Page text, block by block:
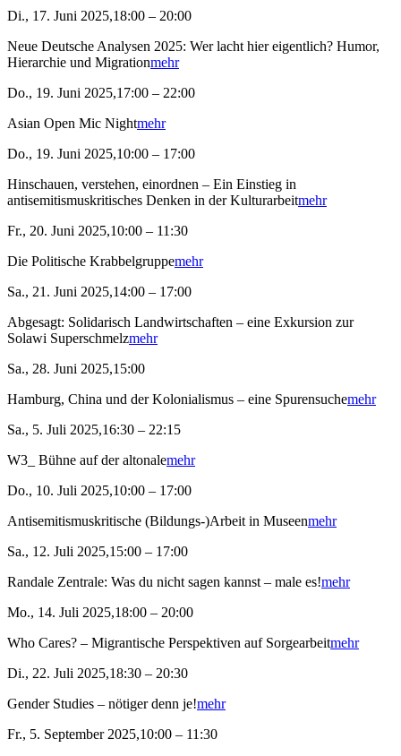
Di., 17. Juni 2025,18:00 – 20:00
Neue Deutsche Analysen 2025: Wer lacht hier eigentlich? Humor,
Hierarchie und Migrationmehr
Do., 19. Juni 2025,17:00 – 22:00
Asian Open Mic Nightmehr
Do., 19. Juni 2025,10:00 – 17:00
Hinschauen, verstehen, einordnen – Ein Einstieg in
antisemitismuskritisches Denken in der Kulturarbeitmehr
Fr., 20. Juni 2025,10:00 – 11:30
Die Politische Krabbelgruppemehr
Sa., 21. Juni 2025,14:00 – 17:00
Abgesagt: Solidarisch Landwirtschaften – eine Exkursion zur
Solawi Superschmelzmehr
Sa., 28. Juni 2025,15:00
Hamburg, China und der Kolonialismus – eine Spurensuchemehr
Sa., 5. Juli 2025,16:30 – 22:15
W3_ Bühne auf der altonalemehr
Do., 10. Juli 2025,10:00 – 17:00
Antisemitismuskritische (Bildungs-)Arbeit in Museenmehr
Sa., 12. Juli 2025,15:00 – 17:00
Randale Zentrale: Was du nicht sagen kannst – male es!mehr
Mo., 14. Juli 2025,18:00 – 20:00
Who Cares? – Migrantische Perspektiven auf Sorgearbeitmehr
Di., 22. Juli 2025,18:30 – 20:30
Gender Studies – nötiger denn je!mehr
Fr., 5. September 2025,10:00 – 11:30